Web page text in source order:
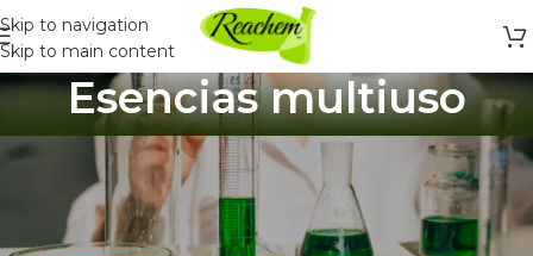
Skip to navigation
Skip to main content
Esencias multiuso
Inicio Ingredientes y Materias Primas Esencias
Esencias multiuso
No se encontraron productos que concuerden con la selección.